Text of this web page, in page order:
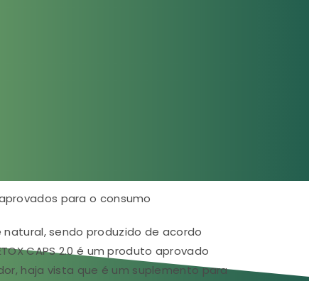
para o consumo
natural, sendo produzido de acordo
CAPS 2.0 é um produto aprovado
haja vista que é um suplemento para